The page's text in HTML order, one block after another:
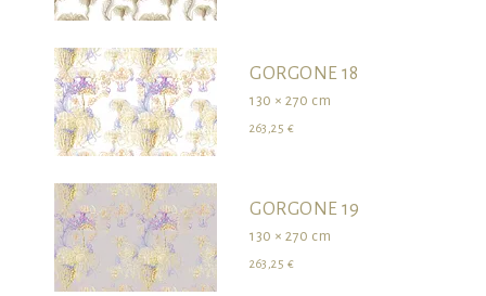
GORGONE 18
130 × 270 cm
263,25 €
GORGONE 19
130 × 270 cm
263,25 €